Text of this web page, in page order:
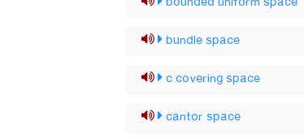
bundle space
c covering space
cantor space